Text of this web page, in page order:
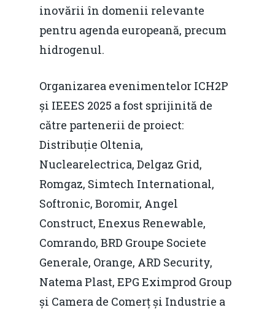
inovării în domenii relevante
pentru agenda europeană, precum
hidrogenul.
Organizarea evenimentelor ICH2P
și IEEES 2025 a fost sprijinită de
către partenerii de proiect:
Distribuție Oltenia,
Nuclearelectrica, Delgaz Grid,
Romgaz, Simtech International,
Softronic, Boromir, Angel
Construct, Enexus Renewable,
Comrando, BRD Groupe Societe
Generale, Orange, ARD Security,
Natema Plast, EPG Eximprod Group
și Camera de Comerț și Industrie a